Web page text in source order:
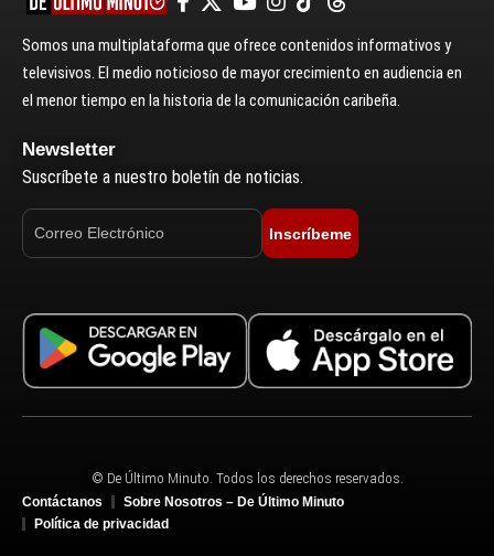
Somos una multiplataforma que ofrece contenidos informativos y
televisivos. El medio noticioso de mayor crecimiento en audiencia en
el menor tiempo en la historia de la comunicación caribeña.
Newsletter
Suscríbete a nuestro boletín de noticias.
Inscríbeme
© De Último Minuto. Todos los derechos reservados.
Contáctanos
Sobre Nosotros – De Último Minuto
Política de privacidad